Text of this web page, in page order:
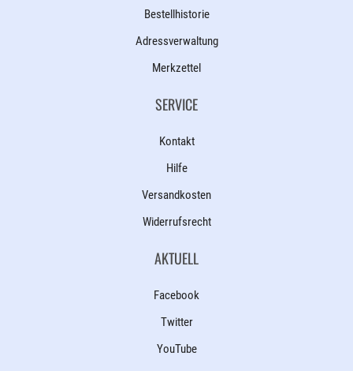
Bestellhistorie
Adressverwaltung
Merkzettel
SERVICE
Kontakt
Hilfe
Versandkosten
Widerrufsrecht
AKTUELL
Facebook
Twitter
YouTube